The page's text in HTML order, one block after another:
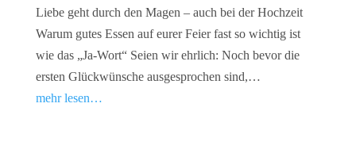
Liebe geht durch den Magen – auch bei der Hochzeit
Warum gutes Essen auf eurer Feier fast so wichtig ist
wie das „Ja-Wort“ Seien wir ehrlich: Noch bevor die
ersten Glückwünsche ausgesprochen sind,…
mehr lesen…